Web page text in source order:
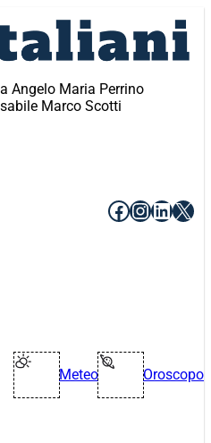
Angelo Maria Perrino
Marco Scotti
Facebook
X
Meteo Oroscopo